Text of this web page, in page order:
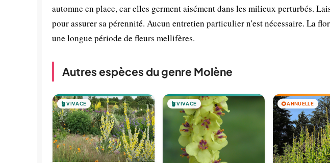
automne en place, car elles germent aisément dans les milieux perturbés.
pour assurer sa pérennité. Aucun entretien particulier n'est nécessaire. La
une longue période de fleurs mellifères.
Autres espèces du genre Molène
🪴VIVACE 🪴VIVACE 🌻ANNUELLE